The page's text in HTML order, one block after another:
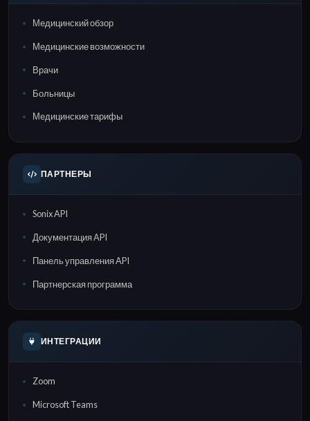
Медицинский обзор
Медицинские возможности
Врачи
Больницы
Медицинские тарифы
ПАРТНЕРЫ
Sonix API
Документация API
Панель управления API
Партнерская программа
ИНТЕГРАЦИИ
Zoom
Microsoft Teams